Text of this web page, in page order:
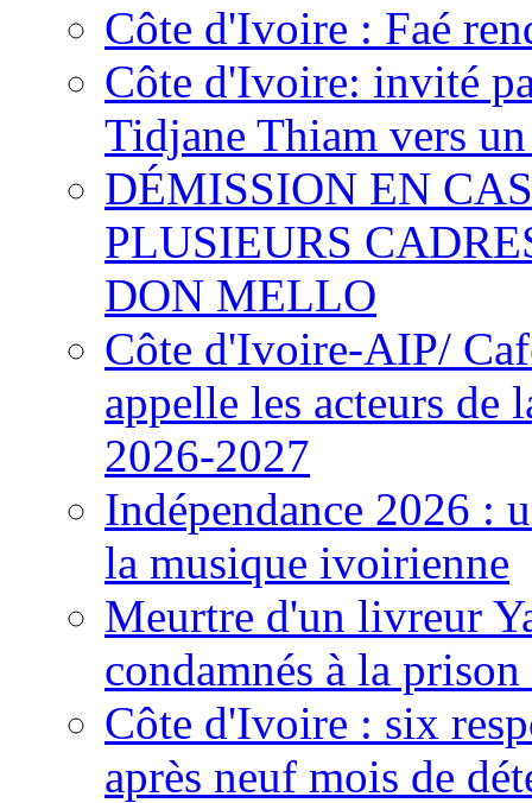
Côte d'Ivoire : Faé
Côte d'Ivoire: invité
Tidjane Thiam vers
DÉMISSION EN
PLUSIEURS
DON MELLO
Côte d'Ivoire-AIP/
appelle les acteurs de
2026-2027
Indépendance 2026 :
la musique ivoirienne
Meurtre d'un livreur
condamnés à la
Côte d'Ivoire : six
après neuf mois de